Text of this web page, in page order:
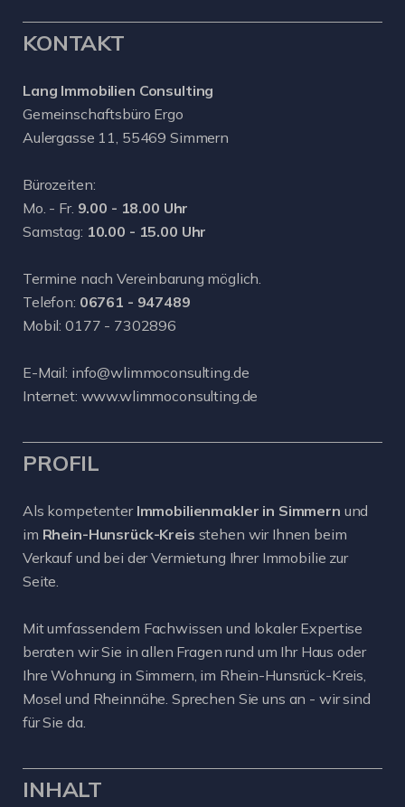
KONTAKT
Lang Immobilien Consulting
Gemeinschaftsbüro Ergo
Aulergasse 11, 55469 Simmern
Bürozeiten:
Mo. - Fr. 9.00 - 18.00 Uhr
Samstag: 10.00 - 15.00 Uhr
Termine nach Vereinbarung möglich.
Telefon: 06761 - 947489
Mobil: 0177 - 7302896
E-Mail: info@wlimmoconsulting.de
Internet: www.wlimmoconsulting.de
PROFIL
Als kompetenter Immobilienmakler in Simmern und
im Rhein-Hunsrück-Kreis stehen wir Ihnen beim
Verkauf und bei der Vermietung Ihrer Immobilie zur
Seite.
Mit umfassendem Fachwissen und lokaler Expertise
beraten wir Sie in allen Fragen rund um Ihr Haus oder
Ihre Wohnung in Simmern, im Rhein-Hunsrück-Kreis,
Mosel und Rheinnähe. Sprechen Sie uns an - wir sind
für Sie da.
INHALT